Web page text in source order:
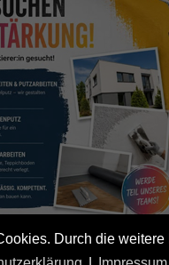
Durch die